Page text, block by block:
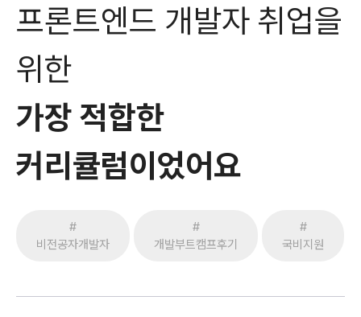
프론트엔드 개발자 취업을
위한
가장 적합한
커리큘럼이었어요
#
비전공자개발자
#
개발부트캠프후기
#
국비지원